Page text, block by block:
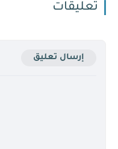
تعليقات
إرسال تعليق